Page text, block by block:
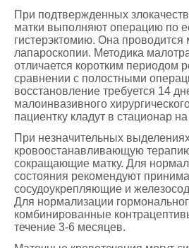
При подтвержденных
матки выполняют операцию по
гистерэктомию. Она проводится
лапароскопии. Методика
отличается коротким периодом
сравнении с полостными
восстановление требуется 14
малоинвазивного
пациентку кладут в стационар
При незначительных
кровоостанавливающую
сокращающие матку. Для
состояния рекомендуют
сосудоукрепляющие и
Для нормализации
комбинированные
течение 3-6 месяцев.